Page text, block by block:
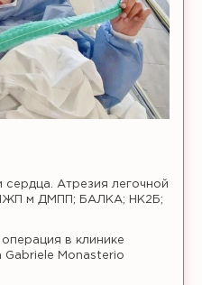
сердца. Атрезия легочной
м ДМПП; БАЛКА; НК2Б;
в клинике
Gabriele Monasterio